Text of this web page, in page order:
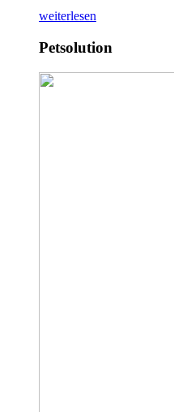
weiterlesen
Petsolution